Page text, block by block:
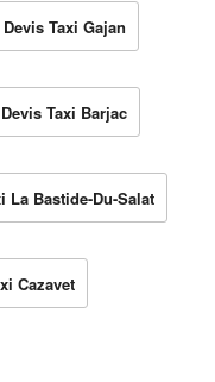
Devis Taxi Gajan
Devis Taxi Barjac
La Bastide-Du-Salat
Cazavet